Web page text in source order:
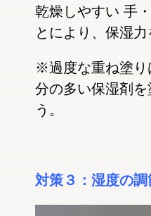
乾燥しやすい 手
とにより、保湿力
※過度な重ね塗り
分の多い保湿剤
う。
対策３：湿度の調